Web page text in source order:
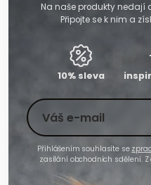
Na naše produkty nedají
Připojte se k nim a
10% sleva
Toto pole nevyplňujte
Váš e-
Přihlášením souhlasíte se
zasílání obchodních sdělení.